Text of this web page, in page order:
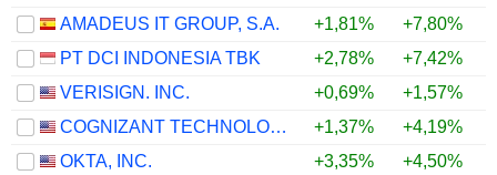
AMADEUS IT GROUP, S.A.
+1,81% +7,80%
PT DCI INDONESIA TBK
+2,78% +7,42%
VERISIGN. INC.
+0,69% +1,57%
COGNIZANT TECHNOLOGY SOLUTIONS CORPORATION
+1,37% +4,19%
OKTA, INC.
+3,35% +4,50%